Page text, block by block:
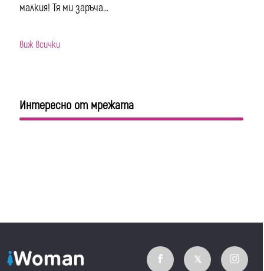
малкия! Тя ми заръча...
виж всички
Интересно от мрежата